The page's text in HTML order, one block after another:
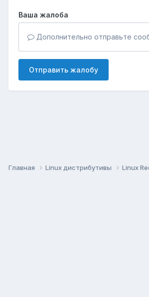
Ваша жалоба
Дополнительно отправьте
Отправить жалобу
Главная Linux дистрибутивы Linux